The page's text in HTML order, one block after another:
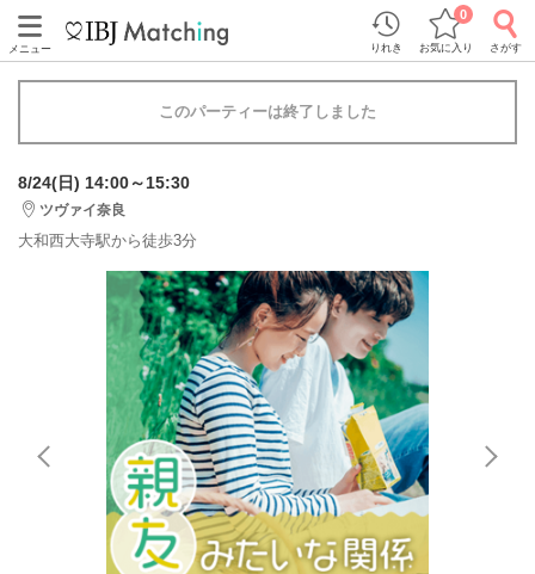
メニュー りれき お気に入り
0
さがす
このパーティーは終了しました
8/24(日) 14:00～15:30
ツヴァイ奈良
大和西大寺駅から徒歩3分